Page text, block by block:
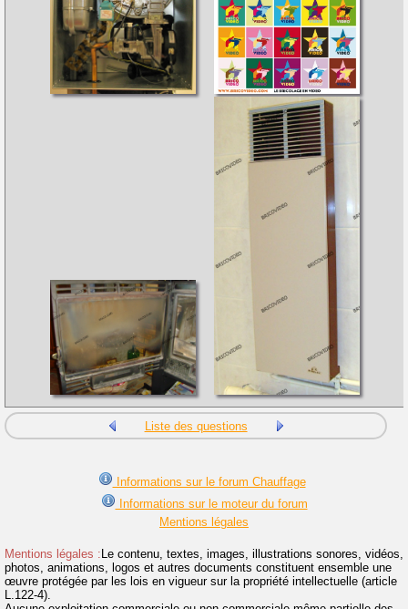
Liste des questions
Informations sur le forum Chauffage
Informations sur le moteur du forum
Mentions légales
Mentions légales :Le contenu, textes, images, illustrations sonores, vidéos,
photos, animations, logos et autres documents constituent ensemble une
œuvre protégée par les lois en vigueur sur la propriété intellectuelle (article
L.122-4).